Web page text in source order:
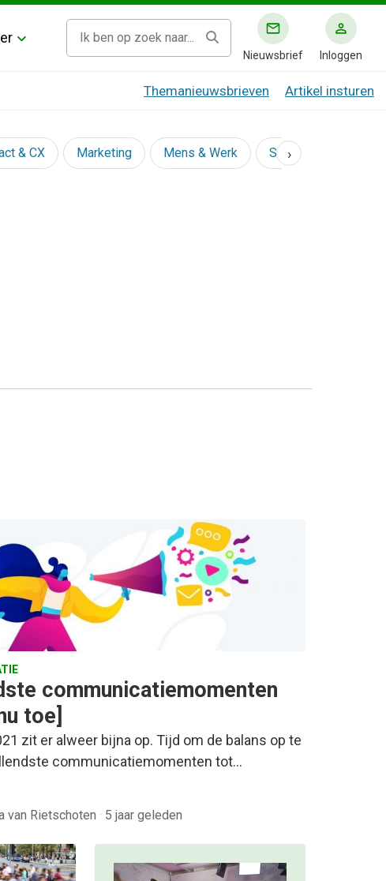
Nieuwsbrief Inloggen
Themanieuwsbrieven Artikel insturen
& CX Marketing Mens & Werk Social
›
communicatiemomenten
toe]
zit er alweer bijna op. Tijd om de balans op te
communicatiemomenten tot…
van Rietschoten · 5 jaar geleden